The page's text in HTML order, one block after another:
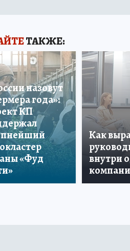
ТАКЖЕ:
назовут
года»:
КП
«Фуд
Как
внутри